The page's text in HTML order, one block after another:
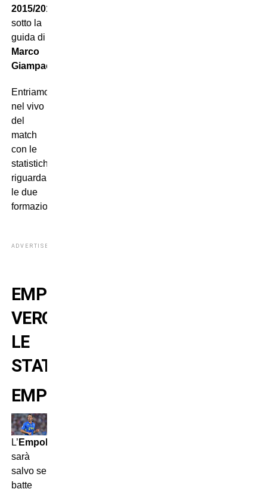
2015/2016
sotto la
guida di
Marco
Giampaolo
Entriamo
nel vivo
del
match
con le
statistiche
riguardanti
le due
formazioni.
ADVERTISEMENT
EMPOLI-
VERONA:
LE
STATISTICHE
EMPOLI
L’ Empoli
sarà
salvo se
batte